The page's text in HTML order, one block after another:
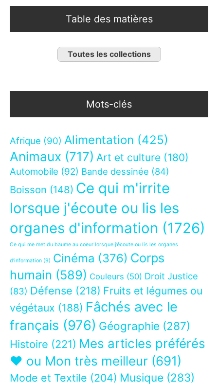
Table des matières
Toutes les collections
Mots-clés
Afrique (90) Alimentation (425)
Animaux (717) Art et culture (180)
Automobile (92) Bande dessinée (84)
Boisson (148) Ce qui m'irrite
lorsque j'écoute ou lis les
organes d'information (1726)
Ce qui me met du baume au coeur lorsque j’écoute ou lis les organes
d’information (9) Cinéma (376) Corps
humain (589) Couleurs (50) Droit Justice
(83) Défense (218) Fruits et légumes ou
végétaux (188) Fâchés avec le
français (976) Géographie (287)
Histoire (221) Mes articles préférés
❤ ou Mon très meilleur (691)
Mode et Textile (204) Musique (283)